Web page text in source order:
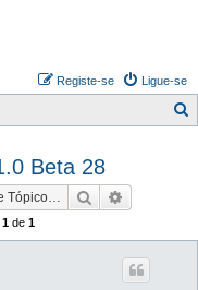
Ligue-se
Registe-se
i
Beta 28
Pesquisar
1 de 1